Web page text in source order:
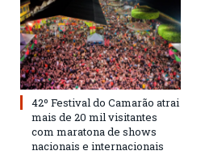
42º Festival do Camarão atrai
mais de 20 mil visitantes
com maratona de shows
nacionais e internacionais